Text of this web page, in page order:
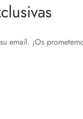
email. ¡Os